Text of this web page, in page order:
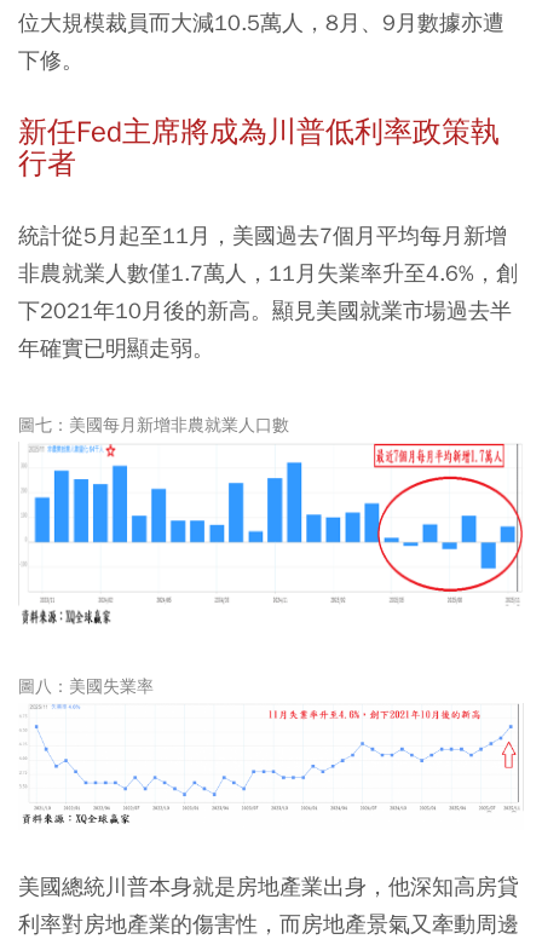
位大規模裁員而大減10.5萬人，8月、9月數據亦遭
下修。
新任Fed主席將成為川普低利率政策執
行者
統計從5月起至11月，美國過去7個月平均每月新增
非農就業人數僅1.7萬人，11月失業率升至4.6%，創
下2021年10月後的新高。顯見美國就業市場過去半
年確實已明顯走弱。
圖七：美國每月新增非農就業人口數
圖八：美國失業率
美國總統川普本身就是房地產業出身，他深知高房貸
利率對房地產業的傷害性，而房地產景氣又牽動周邊